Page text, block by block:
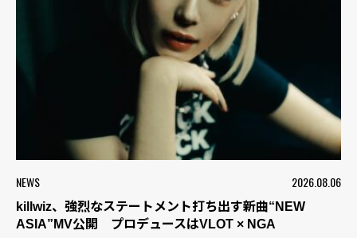
NEWS 2026.08.06
killwiz、強烈なステートメント打ち出す新曲“NEW
ASIA”MV公開 プロデュースはVLOT × NGA